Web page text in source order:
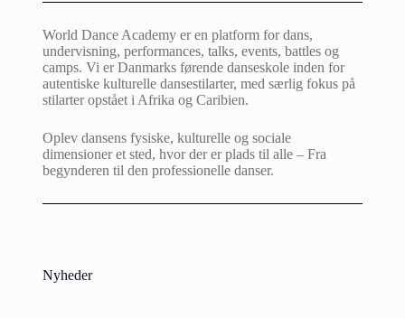
World Dance Academy er en platform for dans,
undervisning, performances, talks, events, battles og
camps. Vi er Danmarks førende danseskole inden for
autentiske kulturelle dansestilarter, med særlig fokus på
stilarter opstået i Afrika og Caribien.
Oplev dansens fysiske, kulturelle og sociale
dimensioner et sted, hvor der er plads til alle – Fra
begynderen til den professionelle danser.
Nyheder